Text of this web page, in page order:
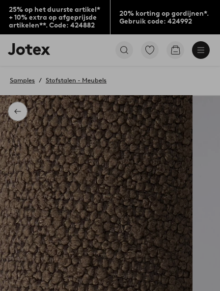
25% op het duurste artikel*
+ 10% extra op afgeprijsde
artikelen**. Code: 424882
20% korting op gordijnen*.
Gebruik code: 424992
Jotex
logo
to
home
page
Ga
Go
Terug
Samples Stofstalen - Meubels